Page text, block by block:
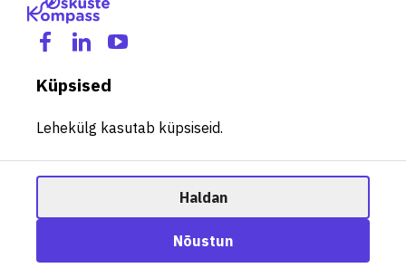
Ametisoovitaja
Küpsised
Lehekülg kasutab küpsiseid.
Haldan
Nõustun